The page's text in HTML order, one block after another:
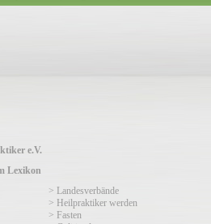
e.V.
Lexikon
> Landesverbände
> Heilpraktiker werden
> Fasten